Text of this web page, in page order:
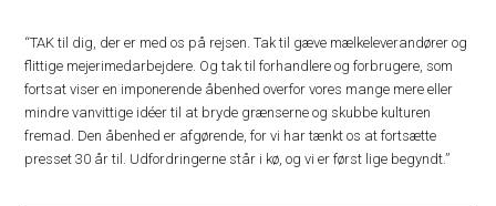
“TAK til dig, der er med os på rejsen. Tak til gæve mælkeleverandører og
flittige mejerimedarbejdere. Og tak til forhandlere og forbrugere, som
fortsat viser en imponerende åbenhed overfor vores mange mere eller
mindre vanvittige idéer til at bryde grænserne og skubbe kulturen
fremad. Den åbenhed er afgørende, for vi har tænkt os at fortsætte
presset 30 år til. Udfordringerne står i kø, og vi er først lige begyndt.”